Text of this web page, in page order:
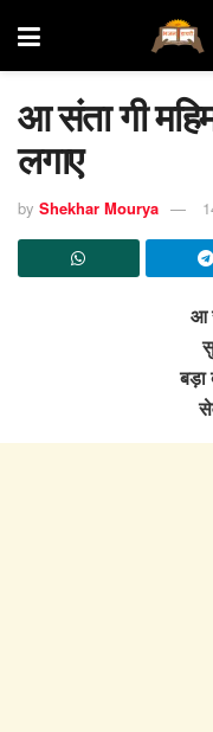
आ संता गी
लगाए
by Shekhar Mourya
आ
बड़ा